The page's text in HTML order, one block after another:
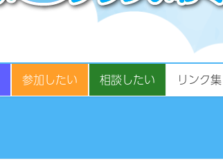
参加したい 相談したい リンク集